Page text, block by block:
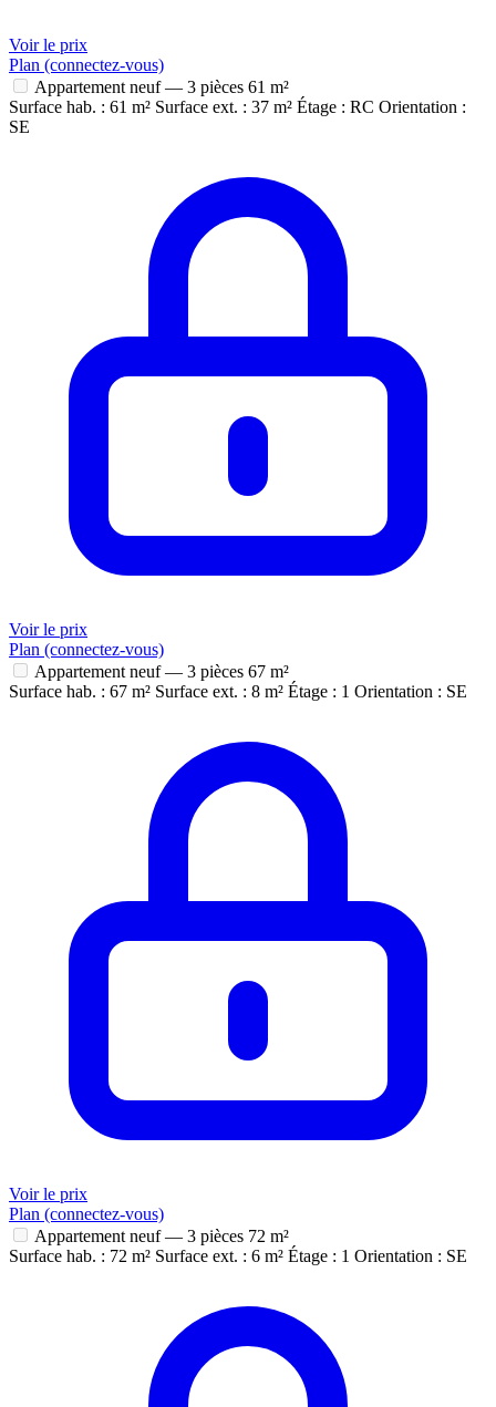
Voir le prix
Plan (connectez-vous)
Appartement neuf — 3 pièces 61 m²
Surface hab. : 61 m² Surface ext. : 37 m² Étage : RC Orientation :
SE
Voir le prix
Plan (connectez-vous)
Appartement neuf — 3 pièces 67 m²
Surface hab. : 67 m² Surface ext. : 8 m² Étage : 1 Orientation : SE
Voir le prix
Plan (connectez-vous)
Appartement neuf — 3 pièces 72 m²
Surface hab. : 72 m² Surface ext. : 6 m² Étage : 1 Orientation : SE